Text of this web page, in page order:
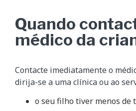
Quando
médico da
Contacte imediatamente o
dirija-se a uma clínica ou ao
o seu filho tiver menos de